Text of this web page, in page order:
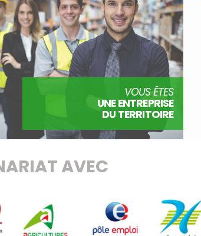
VOUS ÊTES
UNE ENTREPRISE
DU TERRITOIRE
AVEC